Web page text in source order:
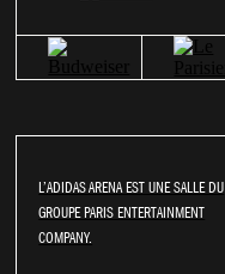
L’ADIDAS ARENA EST UNE SALLE DU
GROUPE PARIS ENTERTAINMENT
COMPANY.